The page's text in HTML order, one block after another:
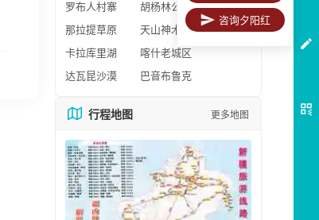
罗布人村寨
胡杨林公园
那拉提草原
天山神木园
卡拉库里湖
喀什老城区
达瓦昆沙漠
巴音布鲁克
行程地图 更多地图
咨询夕阳红